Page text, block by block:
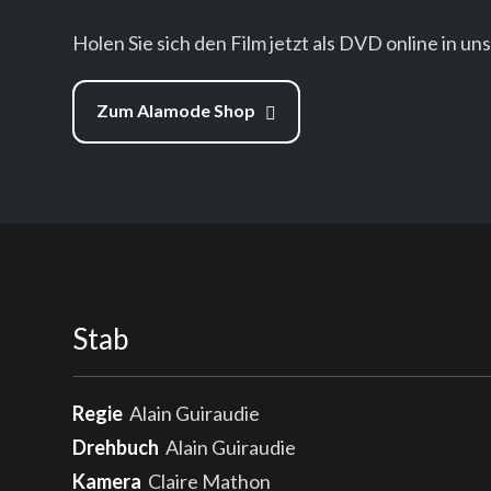
Holen Sie sich den Film jetzt als DVD online in
Zum Alamode Shop
Stab
Regie Alain Guiraudie
Drehbuch Alain Guiraudie
Kamera Claire Mathon